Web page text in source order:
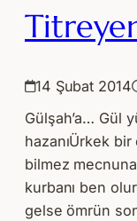
14 Şubat 2014
Gülşah’a… Gül
hazanıÜrkek
bilmez mecnuna
kurbanı ben
gelse ömrün